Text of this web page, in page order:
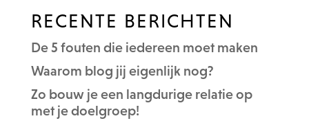
RECENTE BERICHTEN
De 5 fouten die iedereen moet maken
Waarom blog jij eigenlijk nog?
Zo bouw je een langdurige relatie op
met je doelgroep!